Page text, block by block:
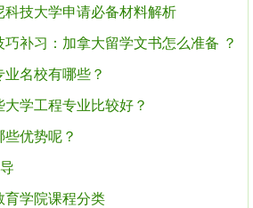
科技大学申请必备材料解析
补习：加拿大留学文书怎么准备 ？
名校有哪些？
学工程专业比较好？
优势呢？
育学院课程分类